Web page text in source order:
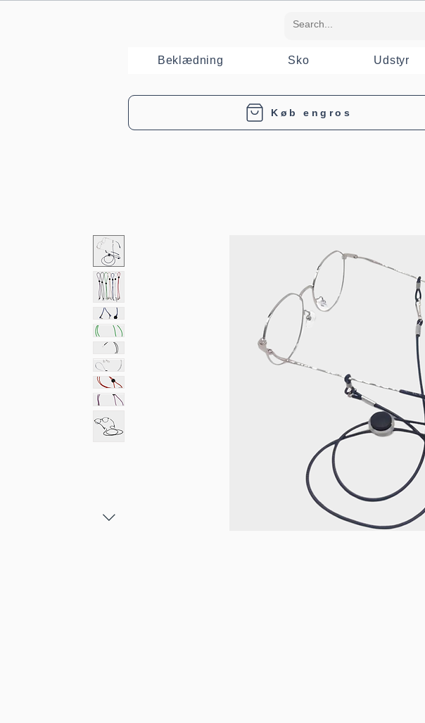
Beklædning Sko Udstyr
Køb engros